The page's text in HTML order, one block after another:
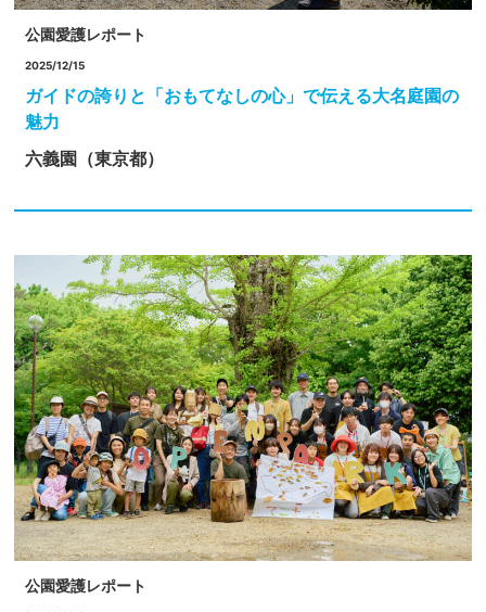
公園愛護レポート
2025/12/15
ガイドの誇りと「おもてなしの心」で伝える大名庭園の
魅力
六義園（東京都）
公園愛護レポート